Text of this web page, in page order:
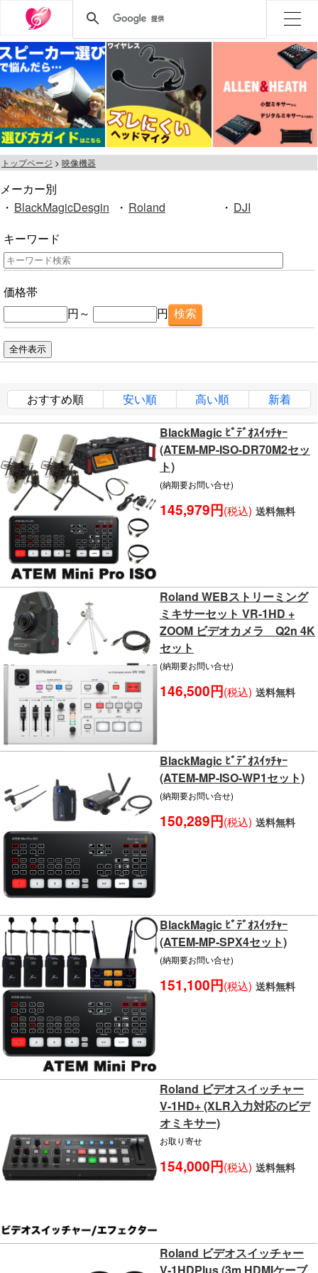
トップページ 映像機器
メーカー別
・ BlackMagicDesgin ・ Roland ・ DJI
キーワード
価格帯
円～
円
おすすめ順 安い順 高い順 新着
BlackMagic ﾋﾞﾃﾞｵｽｲｯﾁｬｰ
(ATEM-MP-ISO-DR70M2セッ
ト)
(納期要お問い合せ)
145,979円(税込) 送料無料
Roland WEBストリーミング
ミキサーセット VR-1HD +
ZOOM ビデオカメラ Q2n 4K
セット
(納期要お問い合せ)
146,500円(税込) 送料無料
BlackMagic ﾋﾞﾃﾞｵｽｲｯﾁｬｰ
(ATEM-MP-ISO-WP1セット)
(納期要お問い合せ)
150,289円(税込) 送料無料
BlackMagic ﾋﾞﾃﾞｵｽｲｯﾁｬｰ
(ATEM-MP-SPX4セット)
(納期要お問い合せ)
151,100円(税込) 送料無料
Roland ビデオスイッチャー
V-1HD+ (XLR入力対応のビデ
オミキサー)
お取り寄せ
154,000円(税込) 送料無料
Roland ビデオスイッチャー